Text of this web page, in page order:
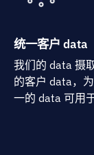
统一客户 data
我们的 data 摄
的客户 data，
一的 data 可用